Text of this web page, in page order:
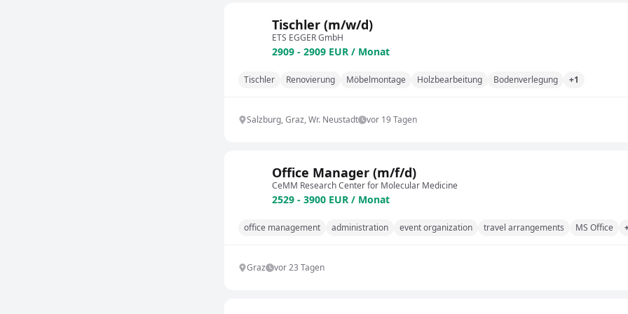
Tischler (m/w/d)
ETS EGGER GmbH
2909 - 2909 EUR / Monat
Tischler Renovierung Möbelmontage Holzbearbeitung Bodenverlegung +1
Salzburg, Graz, Wr. Neustadt vor 19 Tagen
Office Manager (m/f/d)
CeMM Research Center for Molecular Medicine
2529 - 3900 EUR / Monat
office management administration event organization travel arrangements MS Office
Graz vor 23 Tagen